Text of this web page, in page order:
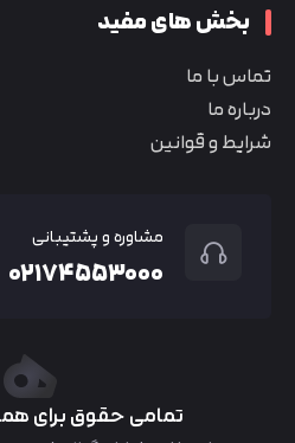
بخش های مفید
تماس با ما
درباره ما
شرایط و قوانین
مشاوره و پشتیبانی
۰۲۱۷۴۵۵۳۰۰۰
تمامی حقوق برای